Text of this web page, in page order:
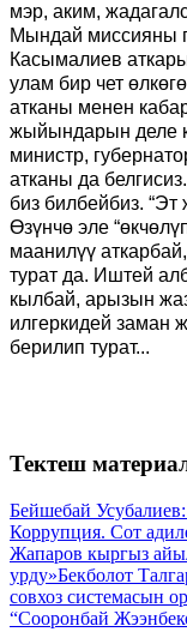
мэр, аким,
Мындай миссияны
Касымалиев
улам бир чет
атканы менен
жыйындарын деле
министр,
атканы да
биз билбейбиз.
Өзүнчө эле
маанилүү
турат да. Иштей
кылбай, арызын
илгеркидей заман
берилип турат...
Тектеш
Бейшебай
Коррупция. Сот
Жапаров кыргыз
урду»Бекболот
совхоз системасын
“Сооронбай